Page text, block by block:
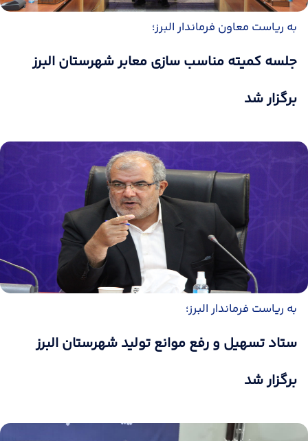
به ریاست معاون فرماندار البرز؛
جلسه کمیته مناسب سازی معابر شهرستان البرز
برگزار شد
به ریاست فرماندار البرز؛
ستاد تسهیل و رفع موانع تولید شهرستان البرز
برگزار شد